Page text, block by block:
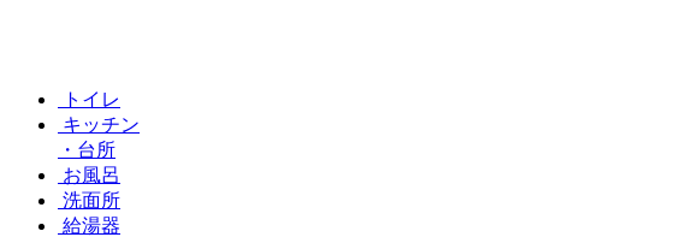
トイレ
キッチン
・台所
お風呂
洗面所
給湯器